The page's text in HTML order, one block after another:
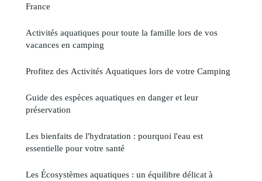
France
Activités aquatiques pour toute la famille lors de vos
vacances en camping
Profitez des Activités Aquatiques lors de votre Camping
Guide des espèces aquatiques en danger et leur
préservation
Les bienfaits de l'hydratation : pourquoi l'eau est
essentielle pour votre santé
Les Écosystèmes aquatiques : un équilibre délicat à